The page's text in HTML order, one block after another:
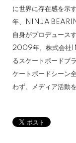
に世界に存在感を示
年、NINJA
自身がプロデュース
2009年、株式会社
るスケートボードブ
ケートボードシーン
わず、メディア活動